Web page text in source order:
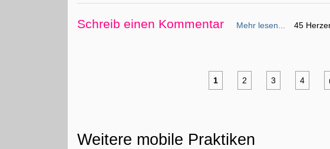
Schreib einen Kommentar Mehr lesen... 45
1 2 3 4
Weitere mobile Praktiken